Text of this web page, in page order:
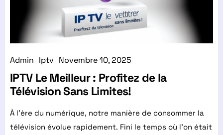
Admin Iptv Novembre 10, 2025
IPTV Le Meilleur : Profitez de la
Télévision Sans Limites!
À l’ère du numérique, notre manière de consommer la
télévision évolue rapidement. Fini le temps où l’on était